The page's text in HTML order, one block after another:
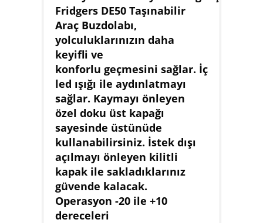
Fridgers DE50 Taşınabilir
Araç Buzdolabı,
yolculuklarınızın daha
keyifli ve
konforlu geçmesini sağlar. İç
led ışığı ile aydınlatmayı
sağlar. Kaymayı önleyen
özel doku üst kapağı
sayesinde üstünüde
kullanabilirsiniz. İstek dışı
açılmayı önleyen kilitli
kapak ile sakladıklarınız
güvende kalacak.
Operasyon -20 ile +10
dereceleri